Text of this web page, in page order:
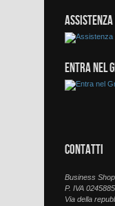
ENTRA NEL
CONTATTI
Business
P. IVA
Via della